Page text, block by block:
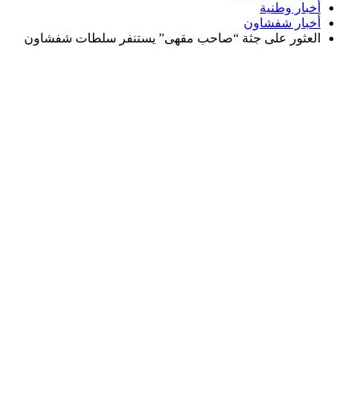
أخبار وطنية
أخبار شفشاون
العثور على جثة “صاحب مقهى” يستنفر سلطات شفشاون